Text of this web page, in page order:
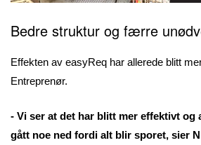
Bedre struktur og færre
Effekten av easyReq har allerede blitt
Entreprenør.
- Vi ser at det har blitt mer effektivt og
gått noe ned fordi alt blir sporet, sier